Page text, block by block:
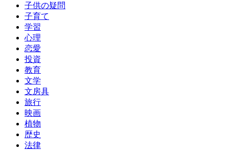
子供の疑問
子育て
学習
心理
恋愛
投資
教育
文学
文房具
旅行
映画
植物
歴史
法律